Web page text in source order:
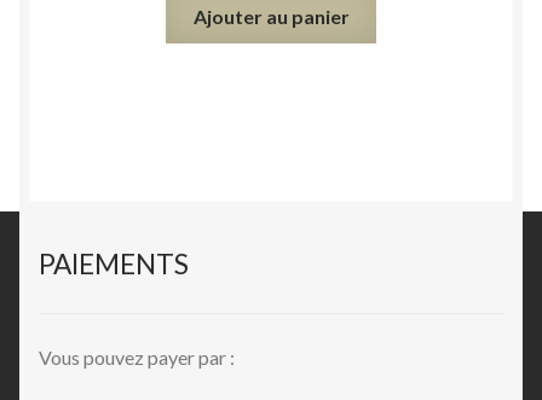
Ajouter au panier
PAIEMENTS
Vous pouvez payer par :